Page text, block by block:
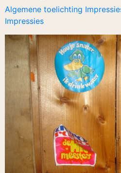
Algemene toelichting
Impressies